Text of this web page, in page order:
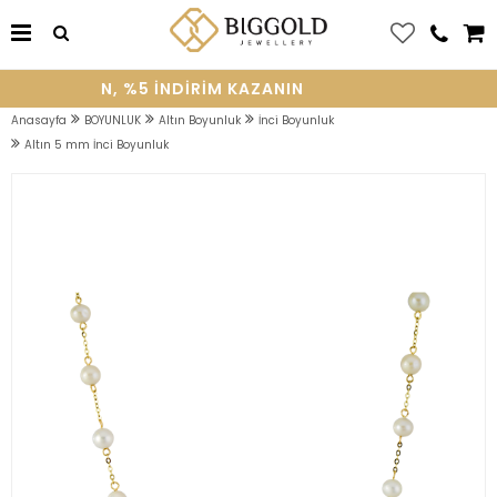
OLUN, %5 INDIRIM KAZANIN
Anasayfa BOYUNLUK Altın Boyunluk
İnci Boyunluk
Altın 5 mm İnci Boyunluk